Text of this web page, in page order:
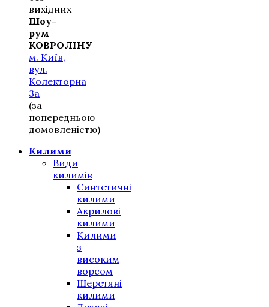
вихідних
Шоу-
рум
КОВРОЛІНУ
м. Київ,
вул.
Колекторна
3а
(за
попередньою
домовленістю)
Килими
Види
килимів
Синтетичні
килими
Акрилові
килими
Килими
з
високим
ворсом
Шерстяні
килими